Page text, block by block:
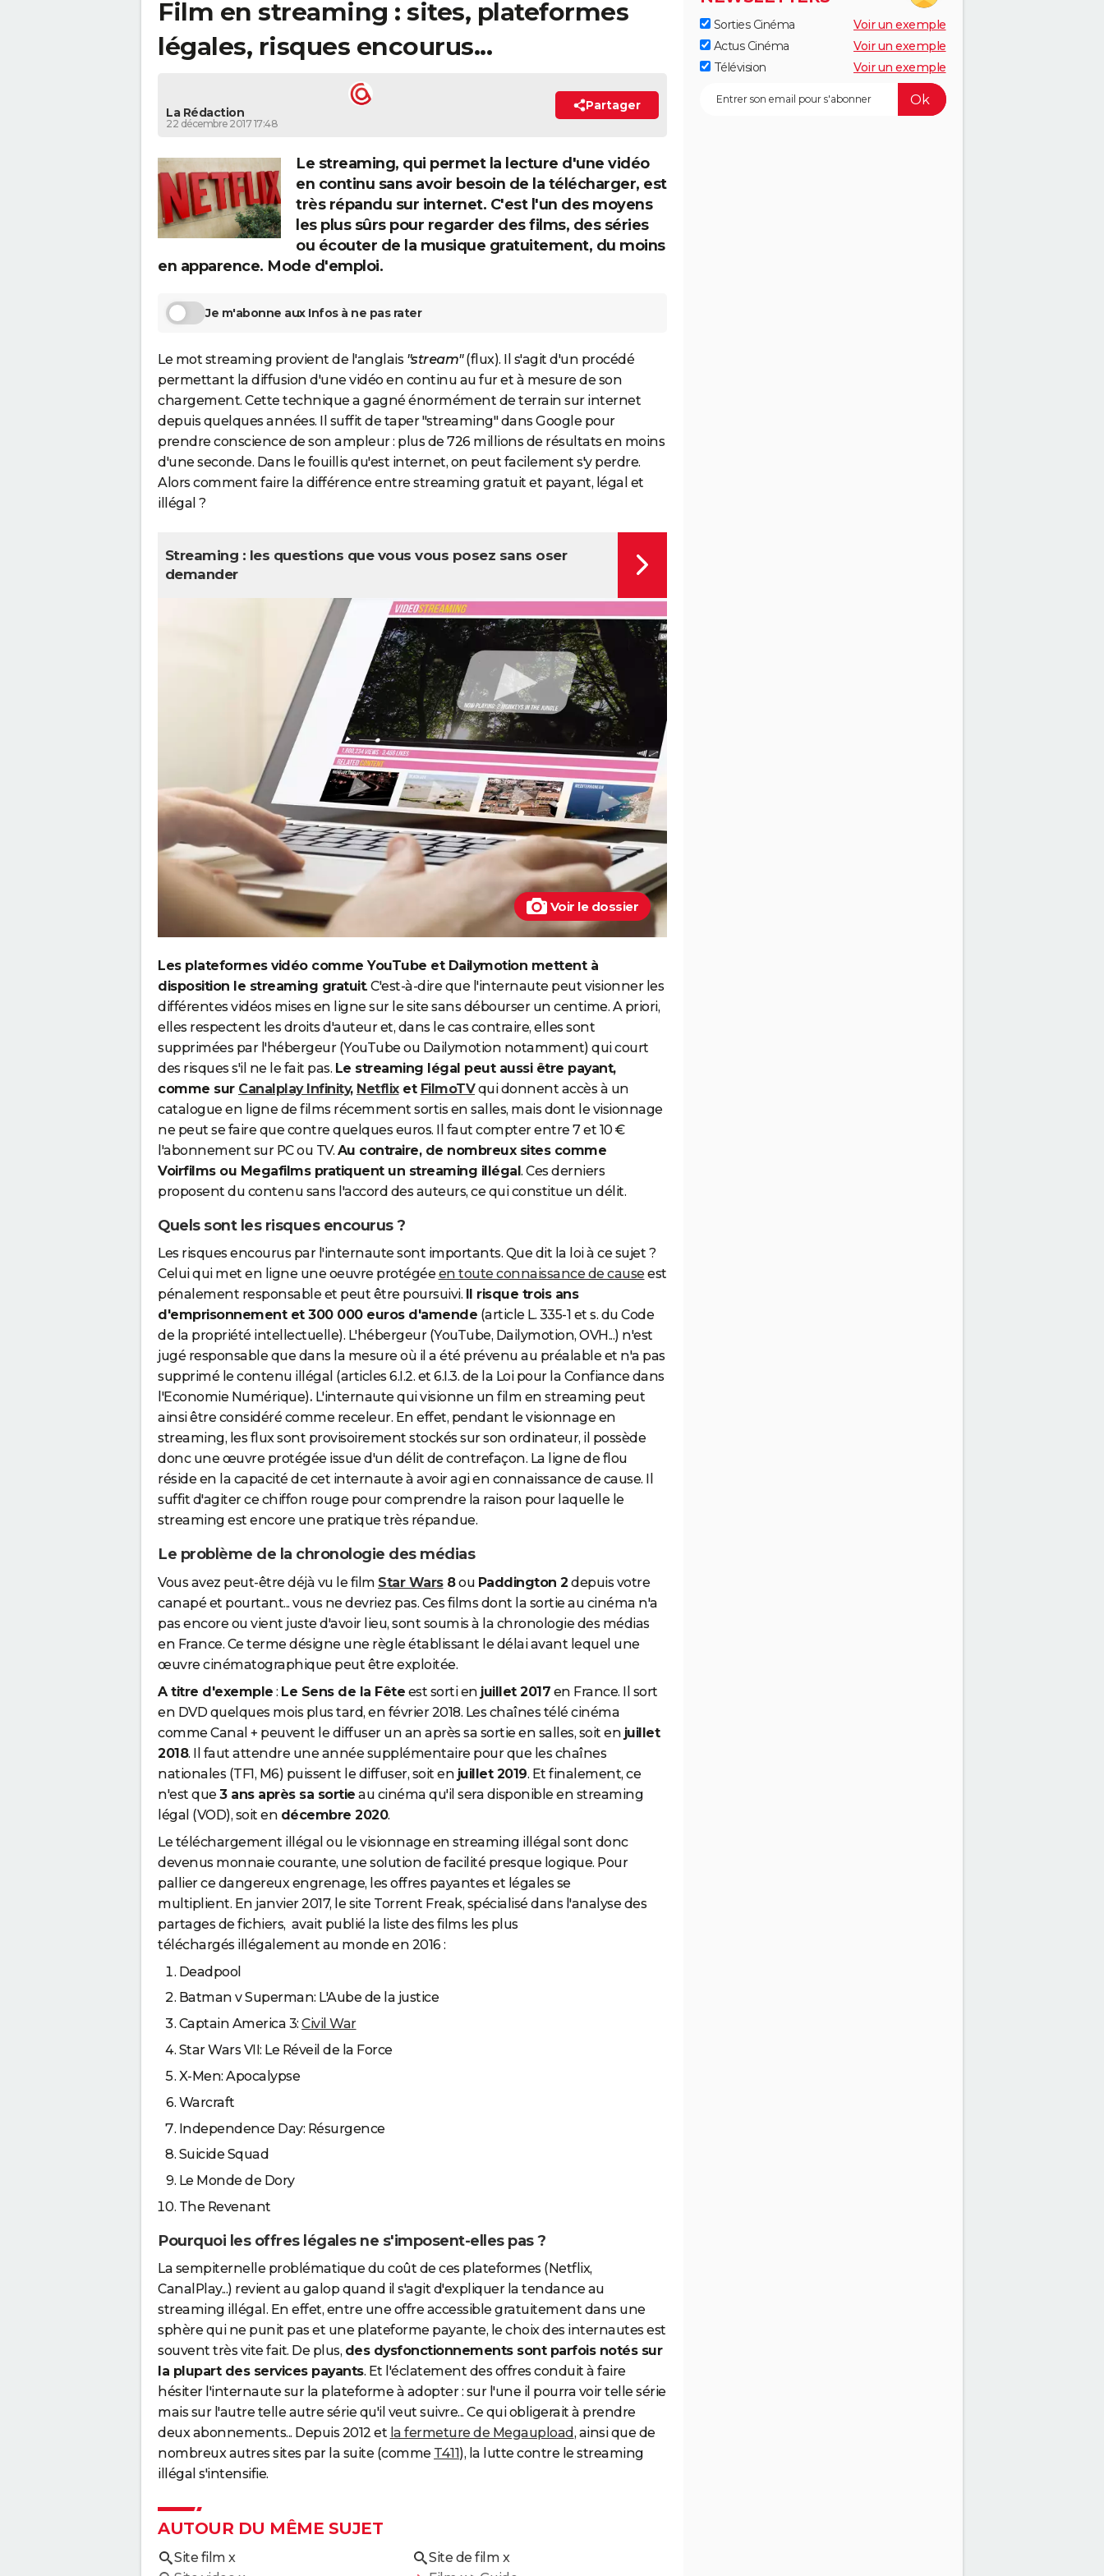
Film en streaming : sites, plateformes
légales, risques encourus...
La Rédaction
22 décembre 2017 17:48
Partager
Le streaming, qui permet la lecture d'une vidéo
en continu sans avoir besoin de la télécharger, est
très répandu sur internet. C'est l'un des moyens
les plus sûrs pour regarder des films, des séries
ou écouter de la musique gratuitement, du moins
en apparence. Mode d'emploi.
Je m'abonne aux Infos à ne pas rater
Le mot streaming provient de l'anglais "stream"(flux). Il s'agit d'un procédé
permettant la diffusion d'une vidéo en continu au fur et à mesure de son
chargement. Cette technique a gagné énormément de terrain sur internet
depuis quelques années. Il suffit de taper "streaming" dans Google pour
prendre conscience de son ampleur : plus de 726 millions de résultats en moins
d'une seconde. Dans le fouillis qu'est internet, on peut facilement s'y perdre.
Alors comment faire la différence entre streaming gratuit et payant, légal et
illégal ?
Voir le dossier
Streaming : les questions que vous vous posez sans oser
demander
Les plateformes vidéo comme YouTube et Dailymotion mettent à
disposition le streaming gratuit. C'est-à-dire que l'internaute peut visionner les
différentes vidéos mises en ligne sur le site sans débourser un centime. A priori,
elles respectent les droits d'auteur et, dans le cas contraire, elles sont
supprimées par l'hébergeur (YouTube ou Dailymotion notamment) qui court
des risques s'il ne le fait pas. Le streaming légal peut aussi être payant,
comme sur Canalplay Infinity, Netflixet FilmoTVqui donnent accès à un
catalogue en ligne de films récemment sortis en salles, mais dont le visionnage
ne peut se faire que contre quelques euros. Il faut compter entre 7 et 10 €
l'abonnement sur PC ou TV. Au contraire, de nombreux sites comme
Voirfilms ou Megafilms pratiquent un streaming illégal . Ces derniers
proposent du contenu sans l'accord des auteurs, ce qui constitue un délit.
Quels sont les risques encourus ?
Les risques encourus par l'internaute sont importants. Que dit la loi à ce sujet ?
Celui qui met en ligne une oeuvre protégée en toute connaissance de cause est
pénalement responsable et peut être poursuivi.
Il risque trois ans
d'emprisonnement et 300 000 euros d'amende (article L. 335-1 et s. du Code
de la propriété intellectuelle). L'hébergeur (YouTube, Dailymotion, OVH...) n'est
jugé responsable que dans la mesure où il a été prévenu au préalable et n'a pas
supprimé le contenu illégal (articles 6.I.2. et 6.I.3. de la Loi pour la Confiance dans
l'Economie Numérique). L'internaute qui visionne un film en streaming peut
ainsi être considéré comme receleur. En effet, pendant le visionnage en
streaming, les flux sont provisoirement stockés sur son ordinateur, il possède
donc une œuvre protégée issue d'un délit de contrefaçon. La ligne de flou
réside en la capacité de cet internaute à avoir agi en connaissance de cause. Il
suffit d'agiter ce chiffon rouge pour comprendre la raison pour laquelle le
streaming est encore une pratique très répandue.
Le problème de la chronologie des médias
Vous avez peut-être déjà vu le film Star Wars8ou Paddington 2 depuis votre
canapé et pourtant... vous ne devriez pas. Ces films dont la sortie au cinéma n'a
pas encore ou vient juste d'avoir lieu, sont soumis à la chronologie des médias
en France. Ce terme désigne une règle établissant le délai avant lequel une
œuvre cinématographique peut être exploitée.
A titre d'exemple : Le Sens de la Fête est sorti en juillet 2017 en France. Il sort
en DVD quelques mois plus tard, en février 2018. Les chaînes télé cinéma
comme Canal + peuvent le diffuser un an après sa sortie en salles, soit en juillet
2018. Il faut attendre une année supplémentaire pour que les chaînes
nationales (TF1, M6) puissent le diffuser, soit en juillet 2019. Et finalement, ce
n'est que 3 ans après sa sortie au cinéma qu'il sera disponible en streaming
légal (VOD), soit en décembre 2020.
Le téléchargement illégal ou le visionnage en streaming illégal sont donc
devenus monnaie courante, une solution de facilité presque logique. Pour
pallier ce dangereux engrenage, les offres payantes et légales se
multiplient. En janvier 2017, le site Torrent Freak, spécialisé dans l'analyse des
partages de fichiers, avait publié la liste des films les plus
téléchargés illégalement au monde en 2016 :
Deadpool
Batman v Superman: L'Aube de la justice
Captain America 3:Civil War
Star Wars VII: Le Réveil de la Force
X-Men: Apocalypse
Warcraft
Independence Day: Résurgence
Suicide Squad
Le Monde de Dory
The Revenant
Pourquoi les offres légales ne s'imposent-elles pas ?
La sempiternelle problématique du coût de ces plateformes (Netflix,
CanalPlay...) revient au galop quand il s'agit d'expliquer la tendance au
streaming illégal. En effet, entre une offre accessible gratuitement dans une
sphère qui ne punit pas et une plateforme payante, le choix des internautes est
souvent très vite fait. De plus, des dysfonctionnements sont parfois notés sur
la plupart des services payants. Et l'éclatement des offres conduit à faire
hésiter l'internaute sur la plateforme à adopter : sur l'une il pourra voir telle série
mais sur l'autre telle autre série qu'il veut suivre... Ce qui obligerait à prendre
deux abonnements... Depuis 2012 et la fermeture de Megaupload, ainsi que de
nombreux autres sites par la suite (comme T411), la lutte contre le streaming
illégal s'intensifie.
AUTOUR DU MÊME SUJET
Site film x
Site de film x
Sorties Cinéma
Voir un exemple
Actus Cinéma
Voir un exemple
Télévision
Voir un exemple